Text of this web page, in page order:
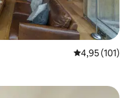
Průměrné
4,95 (101)